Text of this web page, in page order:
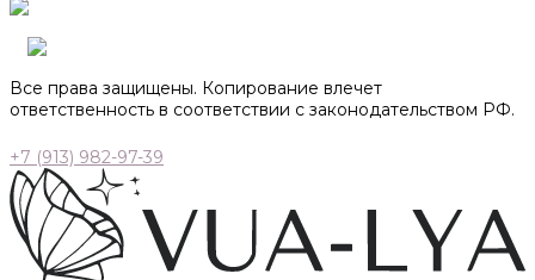
Все права защищены. Копирование влечет
ответственность в соответствии с законодательством РФ.
+7 (913) 982-97-39